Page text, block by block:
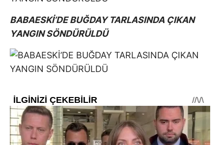
BABAESKİ’DE BUĞDAY TARLASINDA ÇIKAN
YANGIN SÖNDÜRÜLDÜ